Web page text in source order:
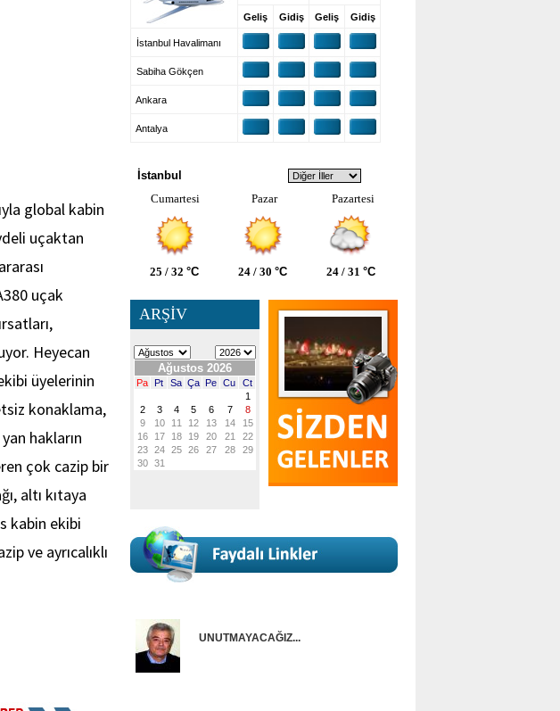
global kabin
uçaktan
uçak
Heyecan
üyelerinin
konaklama,
hakların
çok cazip bir
altı kıtaya
kabin ekibi
ve ayrıcalıklı
Geliş Gidiş Geliş Gidiş
İstanbul Havalimanı
Sabiha Gökçen
Ankara
Antalya
İstanbul
Cumartesi
Pazar Pazartesi
25 / 32 °C 24 / 30 °C 24 / 31 °C
ARŞİV
UNUTMAYACAĞIZ...